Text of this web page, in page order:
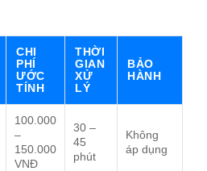
CHI
PHÍ
ƯỚC
TÍNH
THỜI
GIAN
XỬ
LÝ
BẢO
HÀNH
100.000
–
150.000
VNĐ
30 –
45
phút
Không
áp dụng